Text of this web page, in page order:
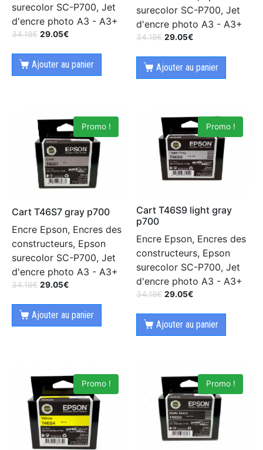
surecolor SC-P700, Jet
d'encre photo A3 - A3+
34.18€ 29.05€
Ajouter au panier
surecolor SC-P700, Jet
d'encre photo A3 - A3+
34.18€ 29.05€
Ajouter au panier
Promo !
Cart T46S7 gray p700
Encre Epson, Encres des
constructeurs, Epson
surecolor SC-P700, Jet
d'encre photo A3 - A3+
34.18€ 29.05€
Ajouter au panier
Promo !
Cart T46S9 light gray
p700
Encre Epson, Encres des
constructeurs, Epson
surecolor SC-P700, Jet
d'encre photo A3 - A3+
34.18€ 29.05€
Ajouter au panier
Promo ! Promo !